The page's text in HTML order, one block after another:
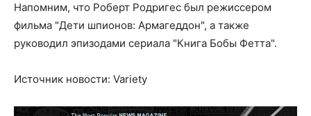
Напомним, что Роберт Родригес был режиссером
фильма "Дети шпионов: Армагеддон", а также
руководил эпизодами сериала "Книга Бобы Фетта".
Источник новости: Variety